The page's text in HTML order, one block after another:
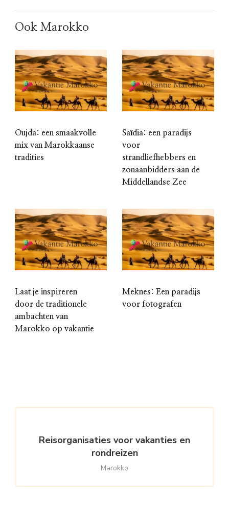
Ook Marokko
Oujda: een smaakvolle
mix van Marokkaanse
tradities
Saïdia: een paradijs
voor
strandliefhebbers en
zonaanbidders aan de
Middellandse Zee
Laat je inspireren
door de traditionele
ambachten van
Marokko op vakantie
Meknes: Een paradijs
voor fotografen
Reisorganisaties voor vakanties en
rondreizen
Marokko